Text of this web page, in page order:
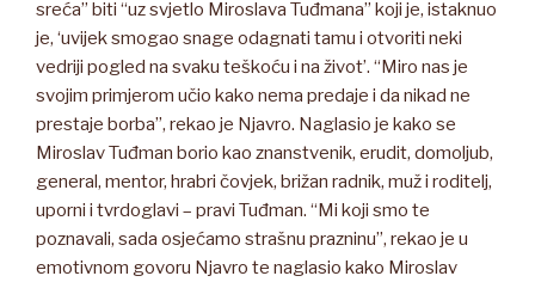
sreća” biti “uz svjetlo Miroslava Tuđmana” koji je, istaknuo
je, ‘uvijek smogao snage odagnati tamu i otvoriti neki
vedriji pogled na svaku teškoću i na život’. “Miro nas je
svojim primjerom učio kako nema predaje i da nikad ne
prestaje borba”, rekao je Njavro. Naglasio je kako se
Miroslav Tuđman borio kao znanstvenik, erudit, domoljub,
general, mentor, hrabri čovjek, brižan radnik, muž i roditelj,
uporni i tvrdoglavi – pravi Tuđman. “Mi koji smo te
poznavali, sada osjećamo strašnu prazninu”, rekao je u
emotivnom govoru Njavro te naglasio kako Miroslav